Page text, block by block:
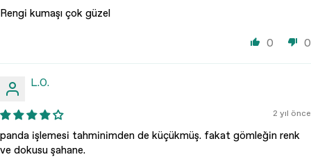
Rengi kumaşı çok güzel
0 0
L.O.
2 yıl önce
panda işlemesi tahminimden de küçükmüş. fakat gömleğin renk
ve dokusu şahane.